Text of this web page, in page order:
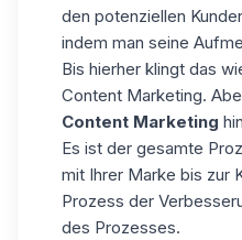
den potenziellen
indem man seine
Bis hierher klingt das
Content Marketing.
Content Marketing
Es ist der gesamte
mit Ihrer Marke bis zur
Prozess der
des Prozesses.